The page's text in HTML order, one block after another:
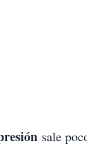
sale